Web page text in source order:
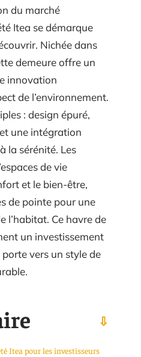
du marché
Itea se démarque
Nichée dans
demeure offre un
innovation
de l’environnement.
: design épuré,
une intégration
la sérénité. Les
de vie
et le bien-être,
de pointe pour une
l’habitat. Ce havre de
un investissement
vers un style de
Itea pour les investisseurs